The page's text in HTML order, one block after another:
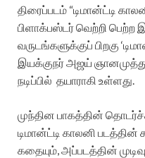
திரைப்படம் “டிமான்ட்டி
பிளாக்பஸ்டர் வெற்றி
வருடங்களுக்குப் பிறகு
இயக்குநர் அஜய் ஞானமுத்து
நடிப்பில் தயாராகி உள்ளது.
முந்தின பாகத்தின்
டிமான்ட்டி காலனி
கதையும், அப்படத்தின்